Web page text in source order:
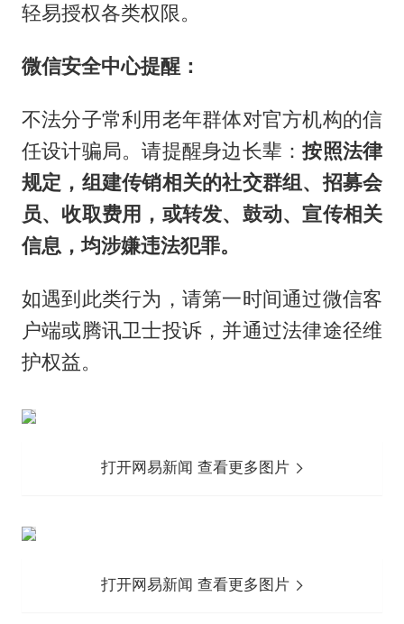
轻易授权各类权限。
微信安全中心提醒：
不法分子常利用老年群体对官方机构的信
任设计骗局。请提醒身边长辈：按照法律
规定，组建传销相关的社交群组、招募会
员、收取费用，或转发、鼓动、宣传相关
信息，均涉嫌违法犯罪。
如遇到此类行为，请第一时间通过微信客
户端或腾讯卫士投诉，并通过法律途径维
护权益。
打开网易新闻 查看更多图片
打开网易新闻 查看更多图片